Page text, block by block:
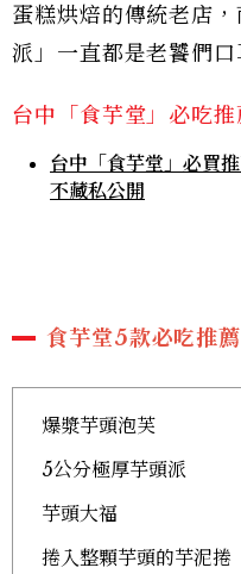
蛋糕烘焙的傳統老店
派」一直都是老饕們口
台中「食芋堂」必吃推
台中「食芋堂」必買
不藏私公開
食芋堂5款必吃推薦
爆漿芋頭泡芙
5公分極厚芋頭派
芋頭大福
捲入整顆芋頭的芋泥捲